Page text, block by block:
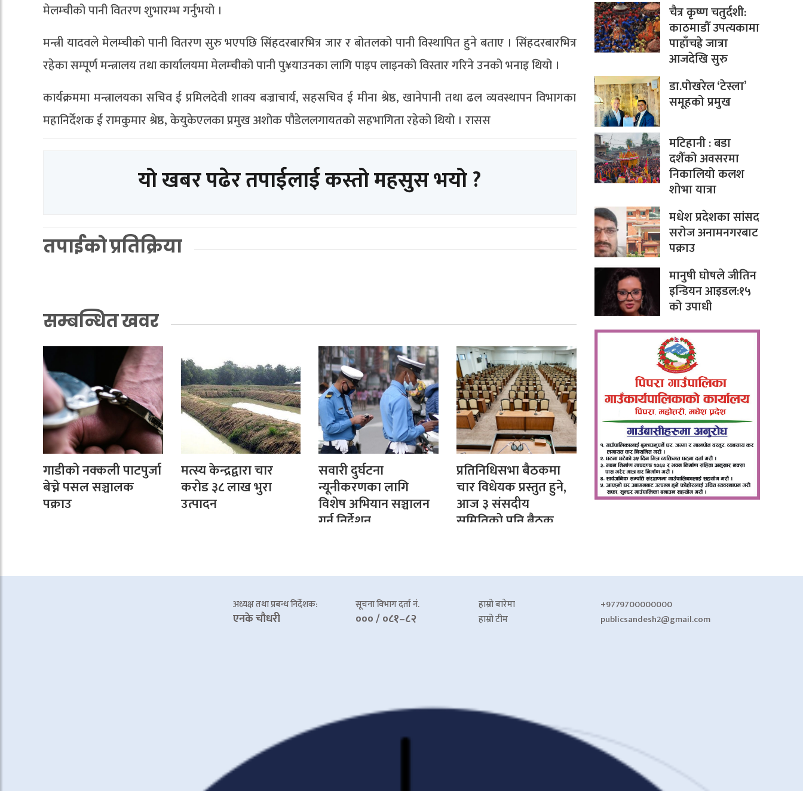
मेलम्चीको पानी वितरण शुभारम्भ गर्नुभयो ।
मन्त्री यादवले मेलम्चीको पानी वितरण सुरु भएपछि सिंहदरबारभित्र जार र बोतलको पानी विस्थापित हुने बताए । सिंहदरबारभित्र
रहेका सम्पूर्ण मन्त्रालय तथा कार्यालयमा मेलम्चीको पानी पु¥याउनका लागि पाइप लाइनको विस्तार गरिने उनको भनाइ थियो ।
कार्यक्रममा मन्त्रालयका सचिव ई प्रमिलदेवी शाक्य बज्राचार्य, सहसचिव ई मीना श्रेष्ठ, खानेपानी तथा ढल व्यवस्थापन विभागका
महानिर्देशक ई रामकुमार श्रेष्ठ, केयुकेएलका प्रमुख अशोक पौडेललगायतको सहभागिता रहेको थियो । रासस
यो खबर पढेर तपाईलाई कस्तो महसुस भयो ?
तपाईको प्रतिक्रिया
सम्बन्धित खवर
गाडीको नक्कली पाटपुर्जा
बेच्ने पसल सञ्चालक
पक्राउ
मत्स्य केन्द्रद्वारा चार
करोड ३८ लाख भुरा
उत्पादन
सवारी दुर्घटना
न्यूनीकरणका लागि
विशेष अभियान सञ्चालन
गर्न निर्देशन
प्रतिनिधिसभा बैठकमा
चार विधेयक प्रस्तुत हुने,
आज ३ संसदीय
समितिको पनि बैठक
चैत्र कृष्ण चतुर्दशी:
काठमाडौँ उपत्यकामा
पाहाँचह्रे जात्रा
आजदेखि सुरु
डा.पोखरेल ‘टेस्ला’
समूहको प्रमुख
मटिहानी : बडा
दशैँको अवसरमा
निकालियो कलश
शोभा यात्रा
मधेश प्रदेशका सांसद
सरोज अनामनगरबाट
पक्राउ
मानुषी घोषले जीतिन
इन्डियन आइडल:१५
को उपाधी
अध्यक्ष तथा प्रबन्ध निर्देशक:
एनके चाैधरी
सूचना विभाग दर्ता नं.
००० / ०८१–८२
हाम्रो बारेमा
हाम्रो टीम
+9779700000000
publicsandesh2@gmail.com